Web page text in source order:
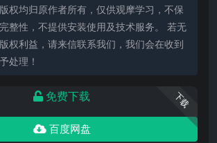
权均归原作者所有，仅供观摩学习，不保
整性，不提供安装使用及技术服务。 若无
权利益，请来信联系我们，我们会在收到
处理！
下载
免费下载
百度网盘